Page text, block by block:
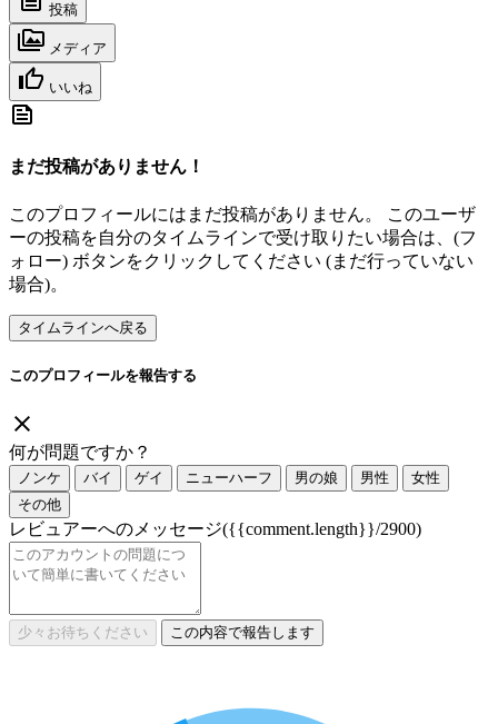
投稿
メディア
いいね
まだ投稿がありません！
このプロフィールにはまだ投稿がありません。 このユーザ
ーの投稿を自分のタイムラインで受け取りたい場合は、(フ
ォロー) ボタンをクリックしてください (まだ行っていない
場合)。
タイムラインへ戻る
このプロフィールを報告する
何が問題ですか？
ノンケ バイ ゲイ ニューハーフ 男の娘 男性
女性
その他
レビュアーへのメッセージ({{comment.length}}/2900)
少々お待ちください この内容で報告します